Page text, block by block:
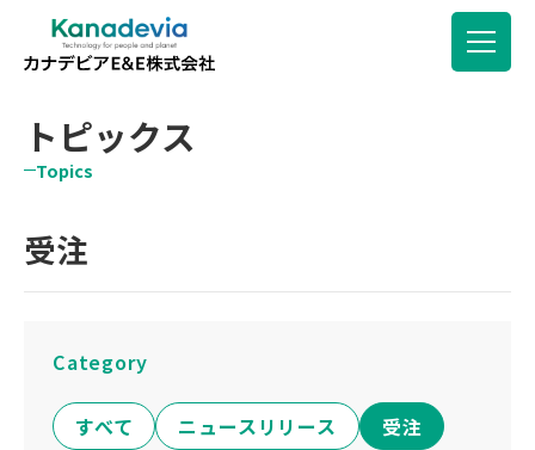
トピックス
Topics
受注
Category
すべて ニュースリリース
受注